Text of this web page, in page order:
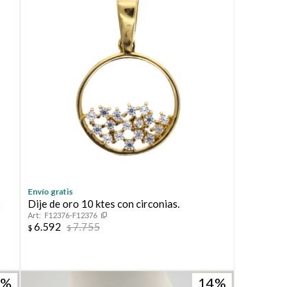
Envío gratis
Dije de oro 10 ktes con circonias.
F12376-F12376
$ 6.592 $7.755
14